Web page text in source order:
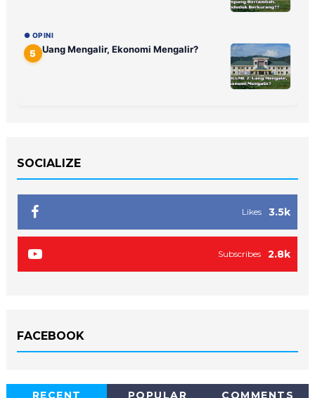
● OPINI
5 Uang Mengalir, Ekonomi Mengalir?
SOCIALIZE
3.5k
Likes
2.8k
Subscribes
FACEBOOK
RECENT POPULAR COMMENTS